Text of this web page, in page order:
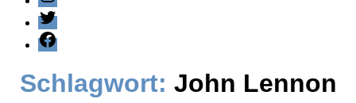
Twitter
Facebook
Schlagwort: John Lennon